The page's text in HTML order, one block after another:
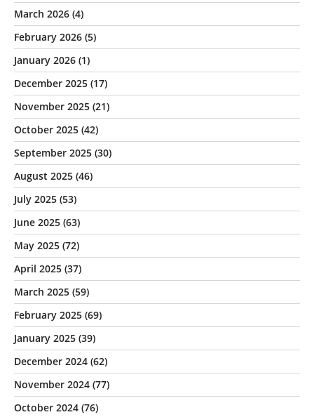
March 2026 (4)
February 2026 (5)
January 2026 (1)
December 2025 (17)
November 2025 (21)
October 2025 (42)
September 2025 (30)
August 2025 (46)
July 2025 (53)
June 2025 (63)
May 2025 (72)
April 2025 (37)
March 2025 (59)
February 2025 (69)
January 2025 (39)
December 2024 (62)
November 2024 (77)
October 2024 (76)